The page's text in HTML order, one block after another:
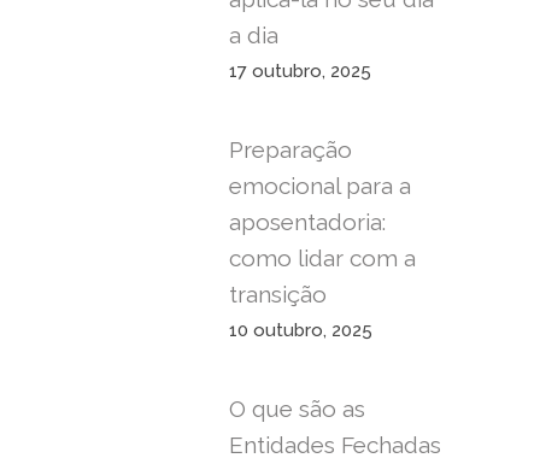
a dia
17 outubro, 2025
Preparação
emocional para a
aposentadoria:
como lidar com a
transição
10 outubro, 2025
O que são as
Entidades Fechadas